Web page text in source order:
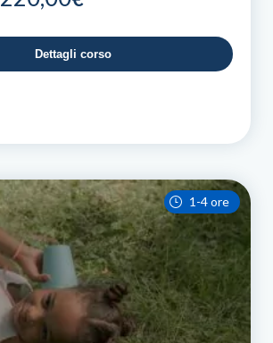
prezzo:
da
Dettagli corso
1-4 ore